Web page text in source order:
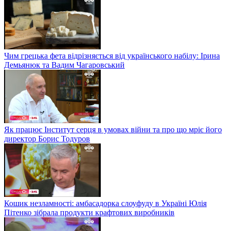
Чим грецька фета відрізняється від українського набілу: Ірина
Демьянюк та Вадим Чагаровський
Як працює Інститут серця в умовах війни та про що мріє його
директор Борис Тодуров
Кошик незламності: амбасадорка слоуфуду в Україні Юлія
Пітенко зібрала продукти крафтових виробників